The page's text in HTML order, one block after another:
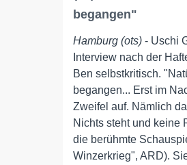
begangen"
Hamburg (ots) - Uschi
Interview nach der
Ben selbstkritisch.
begangen... Erst im
Zweifel auf. Nämlich
Nichts steht und keine
die berühmte
Winzerkrieg", ARD).